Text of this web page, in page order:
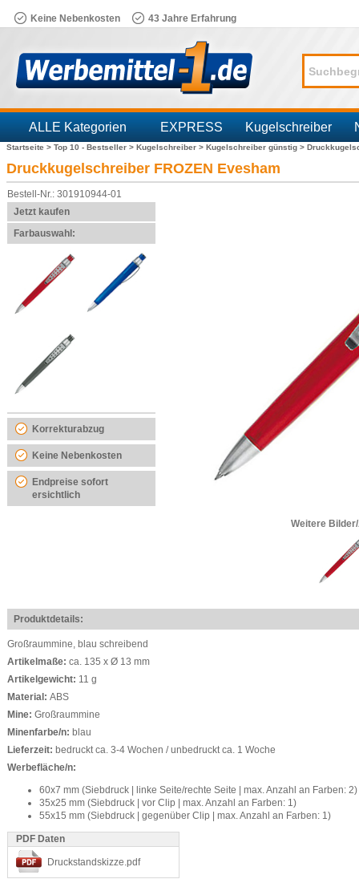
Keine Nebenkosten 43 Jahre Erfahrung
ALLE Kategorien EXPRESS Kugelschreiber
Branchen
Startseite > Top 10 - Bestseller > Kugelschreiber > Kugelschreiber günstig >
Druckkugelschreiber FROZEN Evesham
Bestell-Nr.: 301910944-01
Jetzt kaufen
Farbauswahl:
Korrekturabzug
Keine Nebenkosten
Endpreise sofort
ersichtlich
Weitere
Produktdetails:
Großraummine, blau schreibend
Artikelmaße: ca. 135 x Ø 13 mm
Artikelgewicht: 11 g
Material: ABS
Mine: Großraummine
Minenfarbe/n: blau
Lieferzeit: bedruckt ca. 3-4 Wochen / unbedruckt ca. 1 Woche
Werbefläche/n:
60x7 mm (Siebdruck | linke Seite/rechte Seite | max. Anzahl an Farben: 2)
35x25 mm (Siebdruck | vor Clip | max. Anzahl an Farben: 1)
55x15 mm (Siebdruck | gegenüber Clip | max. Anzahl an Farben: 1)
PDF Daten
Druckstandskizze.pdf